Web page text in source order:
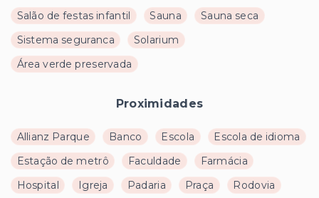
Salão de festas infantil
Sauna
Sauna seca
Sistema seguranca
Solarium
Área verde preservada
Proximidades
Allianz Parque Banco Escola
Escola de idioma
Estação de metrô
Faculdade
Farmácia
Hospital
Igreja Padaria Praça
Rodovia